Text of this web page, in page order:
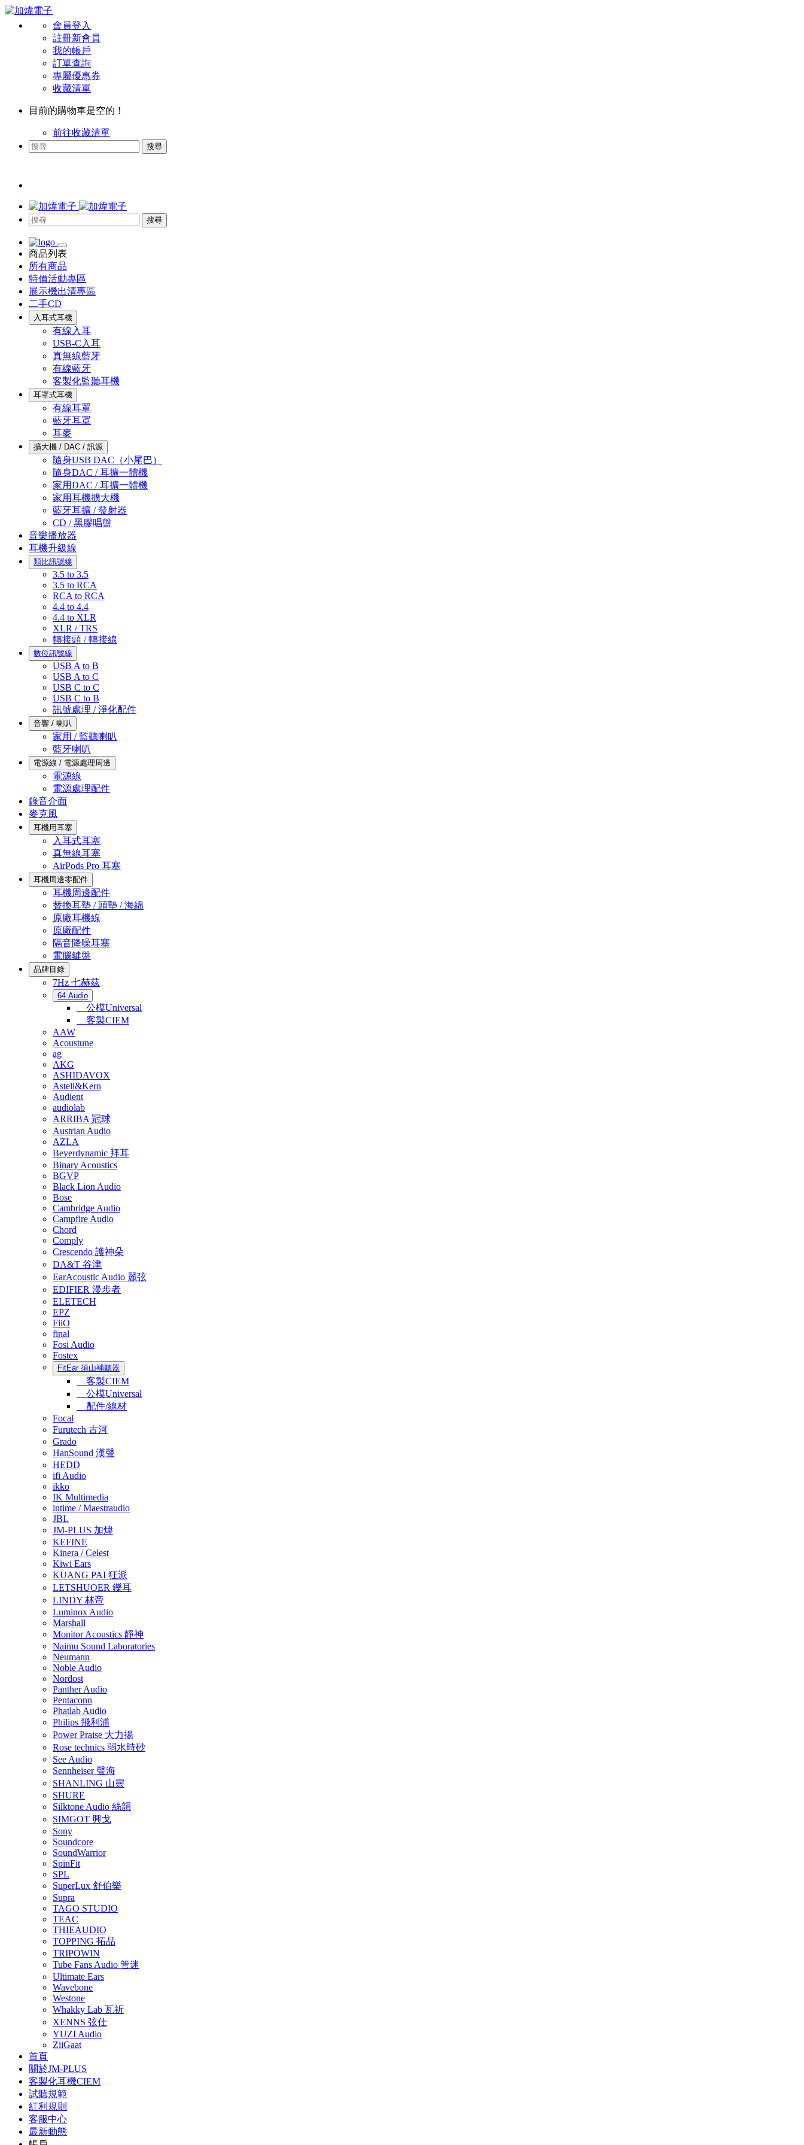
會員登入
註冊新會員
我的帳戶
訂單查詢
專屬優惠券
收藏清單
目前的購物車是空的！
前往收藏清單
搜尋
搜尋
商品列表
所有商品
特價活動專區
展示機出清專區
二手CD
入耳式耳機
有線入耳
USB-C入耳
真無線藍牙
有線藍牙
客製化監聽耳機
耳罩式耳機
有線耳罩
藍牙耳罩
耳麥
擴大機 / DAC / 訊源
隨身USB DAC（小尾巴）
隨身DAC / 耳擴一體機
家用DAC / 耳擴一體機
家用耳機擴大機
藍牙耳擴 / 發射器
CD / 黑膠唱盤
音樂播放器
耳機升級線
類比訊號線
3.5 to 3.5
3.5 to RCA
RCA to RCA
4.4 to 4.4
4.4 to XLR
XLR / TRS
轉接頭 / 轉接線
數位訊號線
USB A to B
USB A to C
USB C to C
USB C to B
訊號處理 / 淨化配件
音響 / 喇叭
家用 / 監聽喇叭
藍牙喇叭
電源線 / 電源處理周邊
電源線
電源處理配件
錄音介面
麥克風
耳機用耳塞
入耳式耳塞
真無線耳塞
AirPods Pro 耳塞
耳機周邊零配件
耳機周邊配件
替換耳墊 / 頭墊 / 海綿
原廠耳機線
原廠配件
隔音降噪耳塞
電腦鍵盤
品牌目錄
7Hz 七赫茲
64 Audio
公模Universal
客製CIEM
AAW
Acoustune
ag
AKG
ASHIDAVOX
Astell&Kern
Audient
audiolab
ARRIBA 冠球
Austrian Audio
AZLA
Beyerdynamic 拜耳
Binary Acoustics
BGVP
Black Lion Audio
Bose
Cambridge Audio
Campfire Audio
Chord
Comply
Crescendo 護神朵
DA&T 谷津
EarAcoustic Audio 麗弦
EDIFIER 漫步者
ELETECH
EPZ
FiiO
final
Fosi Audio
Fostex
FitEar 須山補聽器
客製CIEM
公模Universal
配件/線材
Focal
Furutech 古河
Grado
HanSound 漢聲
HEDD
ifi Audio
ikko
IK Multimedia
intime / Maestraudio
JBL
JM-PLUS 加煒
KEFINE
Kinera / Celest
Kiwi Ears
KUANG PAI 狂派
LETSHUOER 鑠耳
LINDY 林帝
Luminox Audio
Marshall
Monitor Acoustics 靜神
Naimu Sound Laboratories
Neumann
Noble Audio
Nordost
Panther Audio
Pentaconn
Phatlab Audio
Philips 飛利浦
Power Praise 大力揚
Rose technics 弱水時砂
See Audio
Sennheiser 聲海
SHANLING 山靈
SHURE
Silktone Audio 絲韻
SIMGOT 興戈
Sony
Soundcore
SoundWarrior
SpinFit
SPL
SuperLux 舒伯樂
Supra
TAGO STUDIO
TEAC
THIEAUDIO
TOPPING 拓品
TRIPOWIN
Tube Fans Audio 管迷
Ultimate Ears
Wavebone
Westone
Whakky Lab 瓦祈
XENNS 弦仕
YUZI Audio
ZiiGaat
首頁
關於JM-PLUS
客製化耳機CIEM
試聽規範
紅利規則
客服中心
最新動態